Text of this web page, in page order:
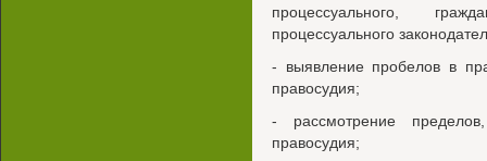
процессуального,
процессуального
- выявление пробелов в
правосудия;
- рассмотрение
правосудия;